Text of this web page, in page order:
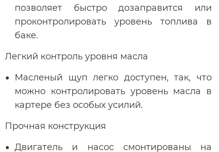
позволяет быстро дозаправится или
проконтролировать уровень топлива в
баке.
Легкий контроль уровня масла
Масленый щуп легко доступен, так, что
можно контролировать уровень масла в
картере без особых усилий.
Прочная конструкция
Двигатель и насос смонтированы на